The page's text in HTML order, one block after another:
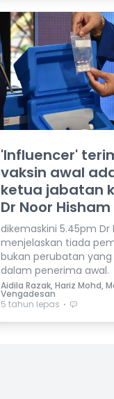
'Influencer'
vaksin awal
ketua jabatan
Dr Noor Hisham
dikemaskini 5.45pm Dr
menjelaskan tiada
bukan perubatan
dalam penerima awal.
Aidila Razak, Hariz Mohd,
Vengadesan
5 tahun lepas ⋅